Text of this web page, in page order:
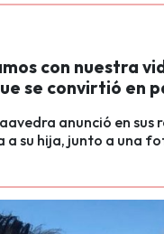
con nuestra
se convirtió en
anunció en sus
a su hija, junto a una